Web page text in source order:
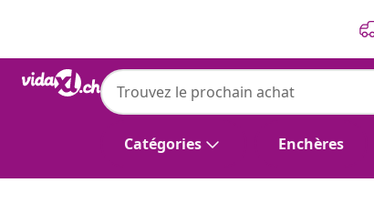
Catégories Enchères